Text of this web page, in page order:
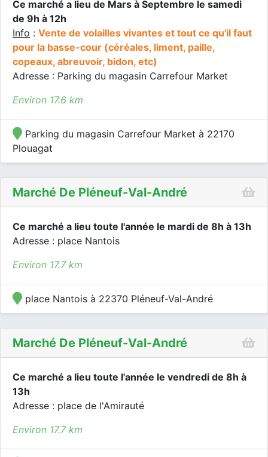
Ce marché a lieu de Mars à Septembre le samedi
de 9h à 12h
Info : Vente de volailles vivantes et tout ce qu'il faut
pour la basse-cour (céréales, liment, paille,
copeaux, abreuvoir, bidon, etc)
Adresse : Parking du magasin Carrefour Market
Environ 17.6 km
Parking du magasin Carrefour Market à 22170
Plouagat
Marché De Pléneuf-Val-André
Ce marché a lieu toute l'année le mardi de 8h à 13h
Adresse : place Nantois
Environ 17.7 km
place Nantois à 22370 Pléneuf-Val-André
Marché De Pléneuf-Val-André
Ce marché a lieu toute l'année le vendredi de 8h à
13h
Adresse : place de l'Amirauté
Environ 17.7 km